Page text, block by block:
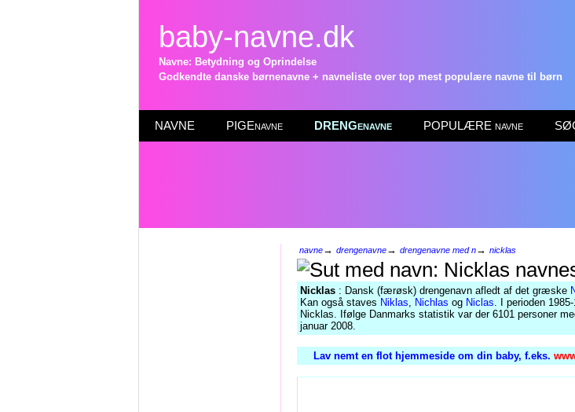
baby-navne.dk
Navne: Betydning og Oprindelse
Godkendte danske børnenavne + navneliste over top mest populære navne til børn
NAVNE PIGEnavne DRENGenavne POPULÆRE navne
navne→ drengenavne→ drengenavne med n→ nicklas
Nicklas : Dansk (færøsk) drengenavn afledt af det græske
Kan også staves Niklas, Nichlas og Niclas. I perioden
Nicklas. Ifølge Danmarks statistik var der 6101 personer
januar 2008.
Lav nemt en flot hjemmeside om din baby, f.eks.